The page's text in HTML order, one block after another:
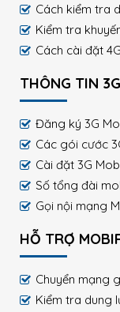
Cách kiểm tra
Kiểm tra
Cách cài đặt
THÔNG TIN 3G
Đăng ký 3G
Các gói cước
Cài đặt 3G
Số tổng đài
Gọi nội mạng
HỖ TRỢ
Chuyển mạng
Kiểm tra dung